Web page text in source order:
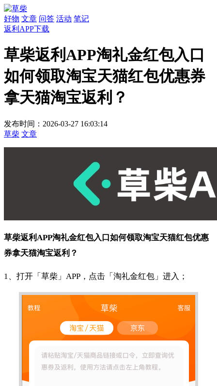
好物 文章 问答 活动 笔记
返利APP下载
草柴返利APP淘礼金红包入口
如何领取淘宝天猫红包优惠券
拿天猫淘宝返利？
发布时间：2026-03-27 16:03:14
草柴 文章
草柴返利APP淘礼金红包入口如何领取淘宝天猫红包优惠
券拿天猫淘宝返利？
1、打开「草柴」APP，点击「淘礼金红包」进入；